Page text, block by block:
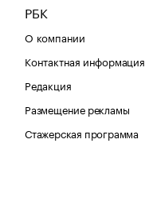
РБК
О компании
Контактная информация
Редакция
Размещение рекламы
Стажерская программа